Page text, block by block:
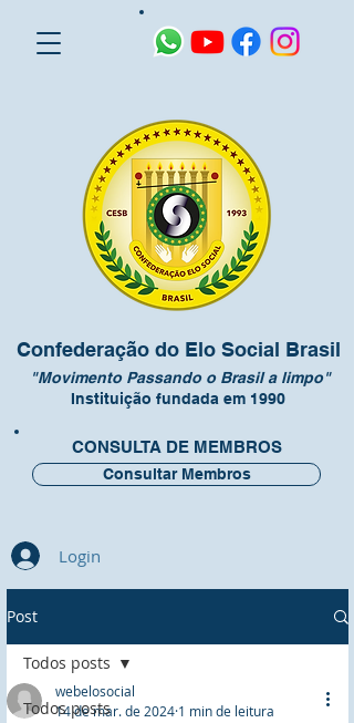
Confederação do Elo Social Brasil
"Movimento Passando o Brasil a limpo"
Instituição fundada em 1990
CONSULTA DE MEMBROS
Consultar Membros
Login
Post
Todos posts
Todos posts
webelosocial
14 de mar. de 2024 1 min de leitura